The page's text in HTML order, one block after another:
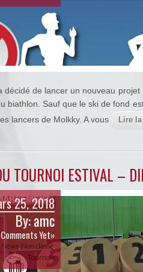
décidé de lancer un nouveau
biathlon. Sauf que le ski de fond
lancers de Molkky. A vous
Lire
TOURNOI ESTIVAL –
25, 2018
By:amc
Yet»
News, Non classé,
Tournois